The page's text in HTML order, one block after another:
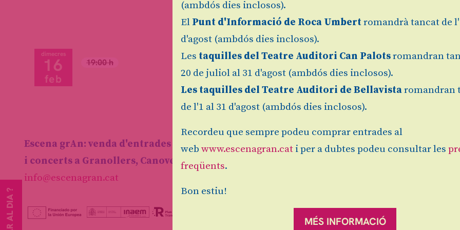
dimecres
16
feb
19:00 h
Gratuït
Escena grAn: venda d'entrades d'espectacles
i concerts a Granollers, Canovelles i les Franqueses.
info@escenagran.cat
Sitemap Avís Legal
(ambdós dies inclosos).
El Punt d'Informació de Roca Umbertromandrà tancat de
d'agost (ambdós dies inclosos).
Les taquilles del Teatre Auditori Can Palotsromandran
20 de juliol al 31 d'agost (ambdós dies inclosos).
Les taquilles del Teatre Auditori de Bellavistaromandran
de l'1 al 31 d'agost (ambdós dies inclosos).
Recordeu que sempre podeu comprar entrades al
web www.escenagran.cat i per a dubtes podeu consultar les
freqüents.
Bon estiu!
MÉS INFORMACIÓ